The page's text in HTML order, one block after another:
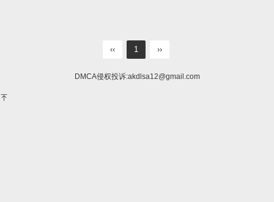
‹‹ 1 ››
DMCA侵权投诉:akdlsa12@gmail.com